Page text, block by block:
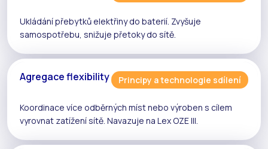
Ukládání přebytků elektřiny do baterií. Zvyšuje
samospotřebu, snižuje přetokydo sítě.
Agregace flexibility Principy a technologie sdílení
Koordinace více odběrných míst nebo výroben s cílem
vyrovnat zatížení sítě. Navazuje na Lex OZE III.